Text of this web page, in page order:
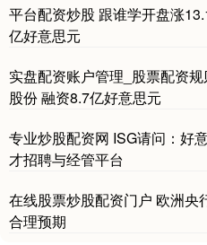
平台配资炒股 跟谁学开盘涨
亿好意思元
实盘配资账户管理_股票配资
股份 融资8.7亿好意思元
专业炒股配资网 ISG请问：好
才招聘与经管平台
在线股票炒股配资门户 欧洲
合理预期